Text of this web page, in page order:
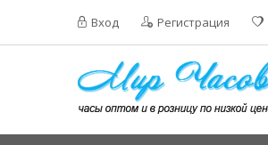
Вход Регистрация